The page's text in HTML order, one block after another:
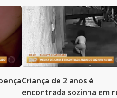
Criança de 2 anos é
encontrada sozinha em